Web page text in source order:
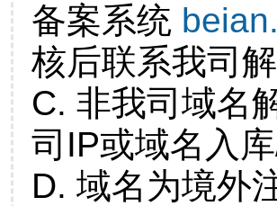
备案系统
核后联系我司
C. 非我司域名
司IP或域名入
D. 域名为境外